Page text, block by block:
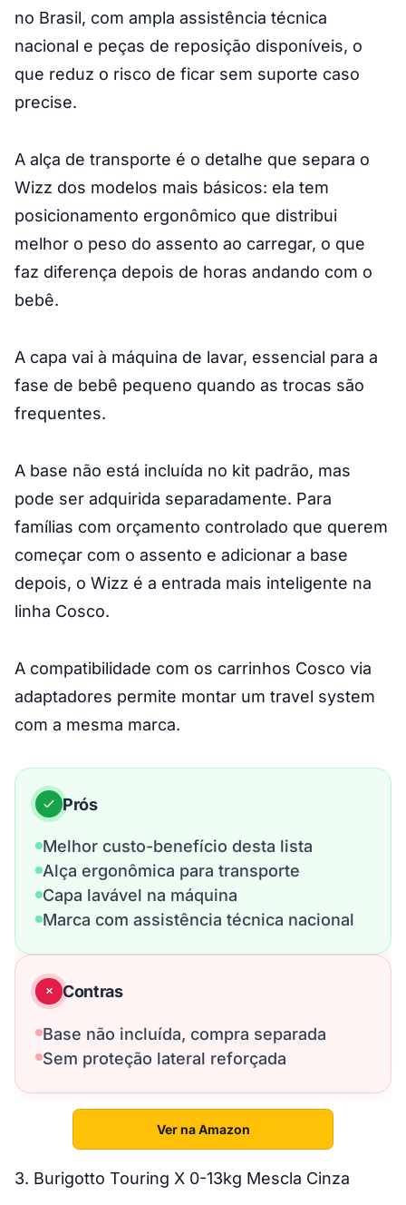
no Brasil, com ampla assistência técnica
nacional e peças de reposição disponíveis, o
que reduz o risco de ficar sem suporte caso
precise.
A alça de transporte é o detalhe que separa o
Wizz dos modelos mais básicos: ela tem
posicionamento ergonômico que distribui
melhor o peso do assento ao carregar, o que
faz diferença depois de horas andando com o
bebê.
A capa vai à máquina de lavar, essencial para a
fase de bebê pequeno quando as trocas são
frequentes.
A base não está incluída no kit padrão, mas
pode ser adquirida separadamente. Para
famílias com orçamento controlado que querem
começar com o assento e adicionar a base
depois, o Wizz é a entrada mais inteligente na
linha Cosco.
A compatibilidade com os carrinhos Cosco via
adaptadores permite montar um travel system
com a mesma marca.
Prós
Melhor custo-benefício desta lista
Alça ergonômica para transporte
Capa lavável na máquina
Marca com assistência técnica nacional
Contras
Base não incluída, compra separada
Sem proteção lateral reforçada
Ver na Amazon
3. Burigotto Touring X 0-13kg Mescla Cinza